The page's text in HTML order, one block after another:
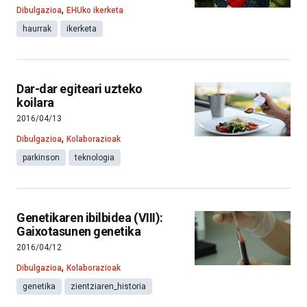
Dibulgazioa, EHUko ikerketa
haurrak
ikerketa
Dar-dar egiteari uzteko
koilara
2016/04/13
Dibulgazioa, Kolaborazioak
parkinson
teknologia
Genetikaren ibilbidea (VIII):
Gaixotasunen genetika
2016/04/12
Dibulgazioa, Kolaborazioak
genetika
zientziaren_historia